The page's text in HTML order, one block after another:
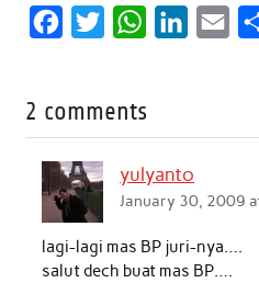
e
o
o
k
t
W
t
A
p
d
n
2 comments
yulyanto
January 30, 2009
lagi-lagi mas BP juri-nya….
salut dech buat mas BP….